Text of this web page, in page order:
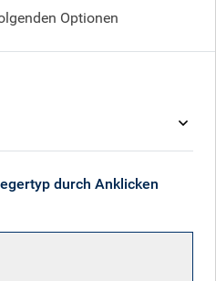
FünfOptionen
durch Anklicken